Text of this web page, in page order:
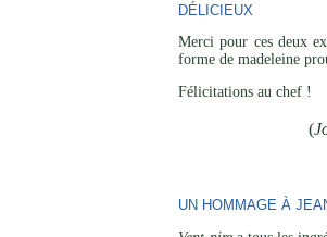
DÉLICIEUX
Merci pour ces deux
forme de madeleine
Félicitations au chef !
(
UN HOMMAGE À